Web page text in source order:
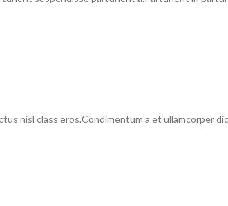
nisl class eros.Condimentum a et ullamcorper